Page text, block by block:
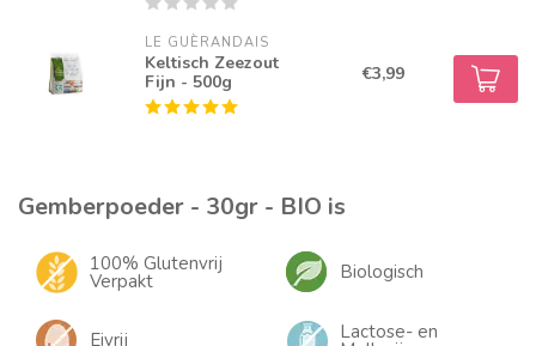
LE GUÈRANDAIS
Keltisch Zeezout
Fijn - 500g
€3,99
Gemberpoeder - 30gr - BIO is
100% Glutenvrij
Verpakt Biologisch
Eivrij Lactose- en